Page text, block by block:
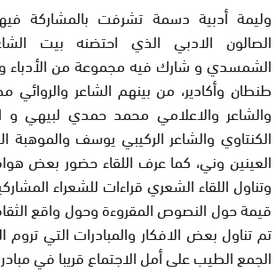
وليمة أدبية دسمة تشرفت بالمشاركة
الصالون اﻻدبي الذي احتضنه بيت
الشمسدي و شارك فيه مجموعة من اﻷدباء و
طنطان وأكادير، من بينهم الشاعر والروائي
والشاعر واﻻعلامي محمد حمدي لبيهي و
الكنتاوي والشاعر الركيبي يوسف والموهبة
العينين وني، كما عرف اللقاء حضور بعض
وتناول اللقاء الشعري قراءات للشعراء
قيمة حول النصوص المقروءة وحول واقع
تم تناول بعض اﻻفكار والمبادرات التي
الجمع الطيب على أمل اﻻجتماع قريبا في